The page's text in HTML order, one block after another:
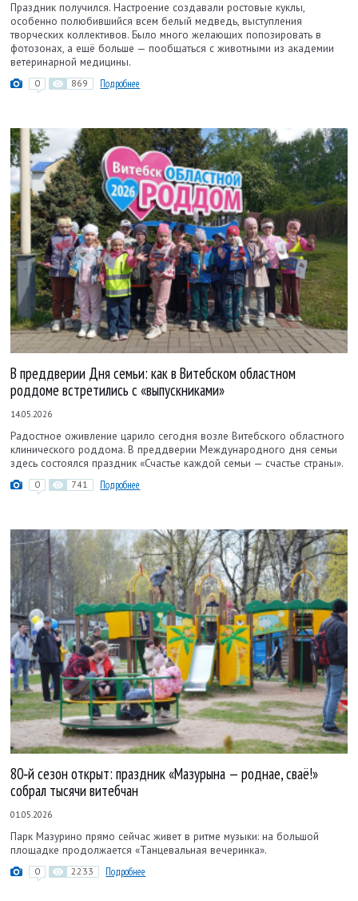
Праздник получился. Настроение создавали ростовые куклы,
особенно полюбившийся всем белый медведь, выступления
творческих коллективов. Было много желающих попозировать в
фотозонах, а ещё больше — пообщаться с животными из академии
ветеринарной медицины.
0 869 Подробнее
В преддверии Дня семьи: как в Витебском областном
роддоме встретились с «выпускниками»
14.05.2026
Радостное оживление царило сегодня возле Витебского областного
клинического роддома. В преддверии Международного дня семьи
здесь состоялся праздник «Счастье каждой семьи — счастье страны».
0 741 Подробнее
80‑й сезон открыт: праздник «Мазурына — роднае, сваё!»
собрал тысячи витебчан
01.05.2026
Парк Мазурино прямо сейчас живет в ритме музыки: на большой
площадке продолжается «Танцевальная вечеринка».
0 2233 Подробнее